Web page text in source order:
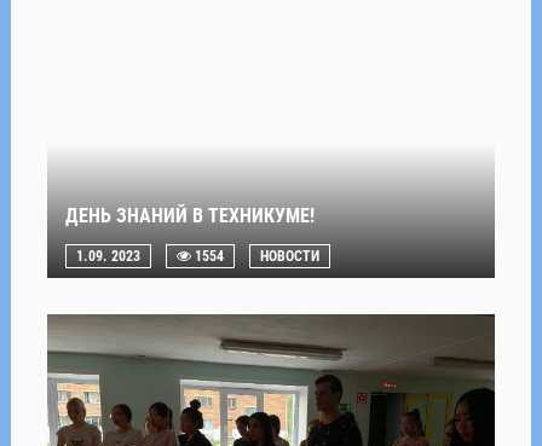
ДЕНЬ ЗНАНИЙ В ТЕХНИКУМЕ!
1.09. 2023 1554 НОВОСТИ